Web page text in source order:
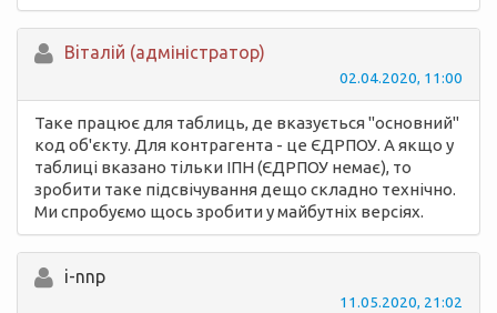
Вiталій (адміністратор)
02.04.2020, 11:00
Таке працює для таблиць, де вказується "основний"
код об'єкту. Для контрагента - це ЄДРПОУ. А якщо у
таблиці вказано тільки ІПН (ЄДРПОУ немає), то
зробити таке підсвічування дещо складно технічно.
Ми спробуємо щось зробити у майбутніх версіях.
i-nnp
11.05.2020, 21:02